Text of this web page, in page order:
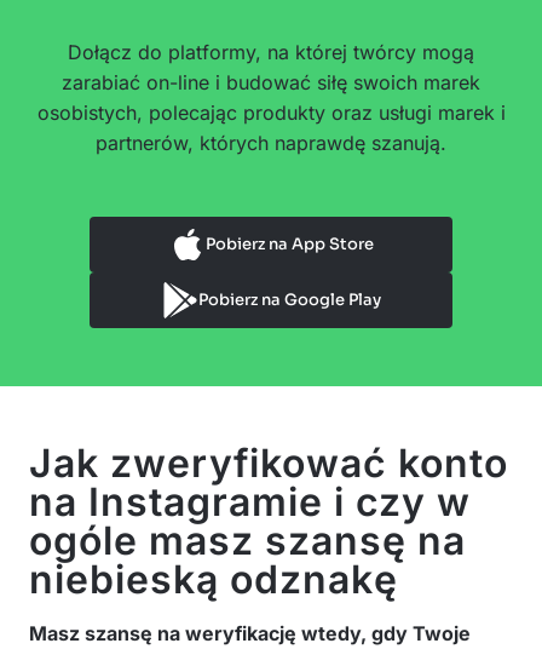
Dołącz do platformy, na której twórcy mogą
zarabiać on-line i budować siłę swoich marek
osobistych, polecając produkty oraz usługi marek i
partnerów, których naprawdę szanują.
Pobierz na App Store
Pobierz na Google Play
Jak zweryfikować konto
na Instagramie i czy w
ogóle masz szansę na
niebieską odznakę
Masz szansę na weryfikację wtedy, gdy Twoje